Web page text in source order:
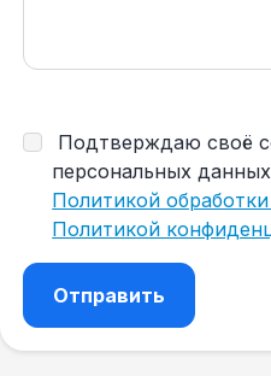
Подтверждаю своё
персональных
Политикой
Политикой